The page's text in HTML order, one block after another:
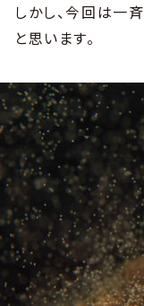
しかし、今回は一
と思います。